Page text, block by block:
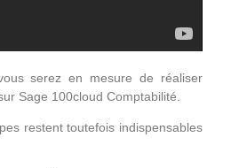
serez en mesure de réaliser
Sage 100cloud Comptabilité.
restent toutefois indispensables